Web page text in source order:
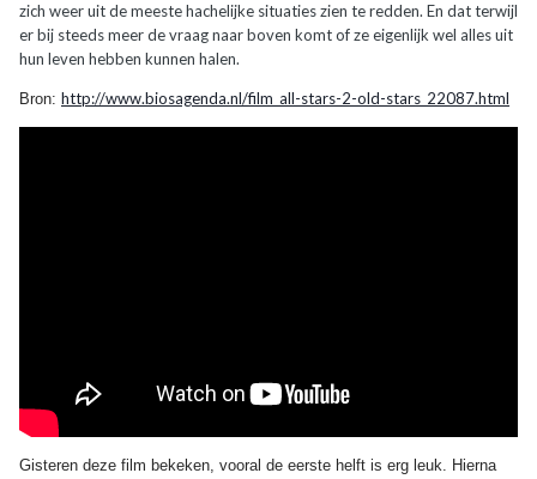
zich weer uit de meeste hachelijke situaties zien te redden. En dat terwijl
er bij steeds meer de vraag naar boven komt of ze eigenlijk wel alles uit
hun leven hebben kunnen halen.
Bron: http://www.biosagenda.nl/film_all-stars-2-old-stars_22087.html
Gisteren deze film bekeken, vooral de eerste helft is erg leuk. Hierna